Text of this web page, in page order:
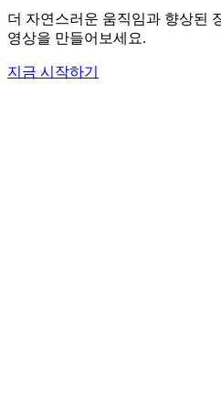
더 자연스러운 움직임과 향상된
영상을 만들어보세요.
지금 시작하기